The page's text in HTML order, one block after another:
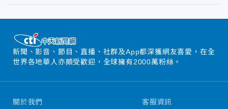
新聞、影音、節目、直播、社群及App都深獲網友喜愛，在全
世界各地華人亦頗受歡迎，全球擁有2000萬粉絲。
關於我們 客服資訊